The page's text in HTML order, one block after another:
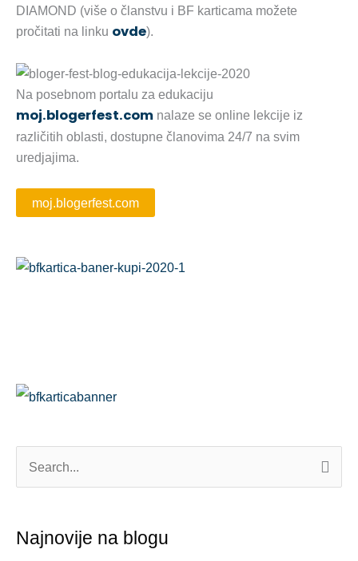
DIAMOND (više o članstvu i BF karticama možete
pročitati na linku ovde).
Na posebnom portalu za edukaciju
moj.blogerfest.com nalaze se online lekcije iz
različitih oblasti, dostupne članovima 24/7 na svim
uredjajima.
moj.blogerfest.com
т
Najnovije na blogu